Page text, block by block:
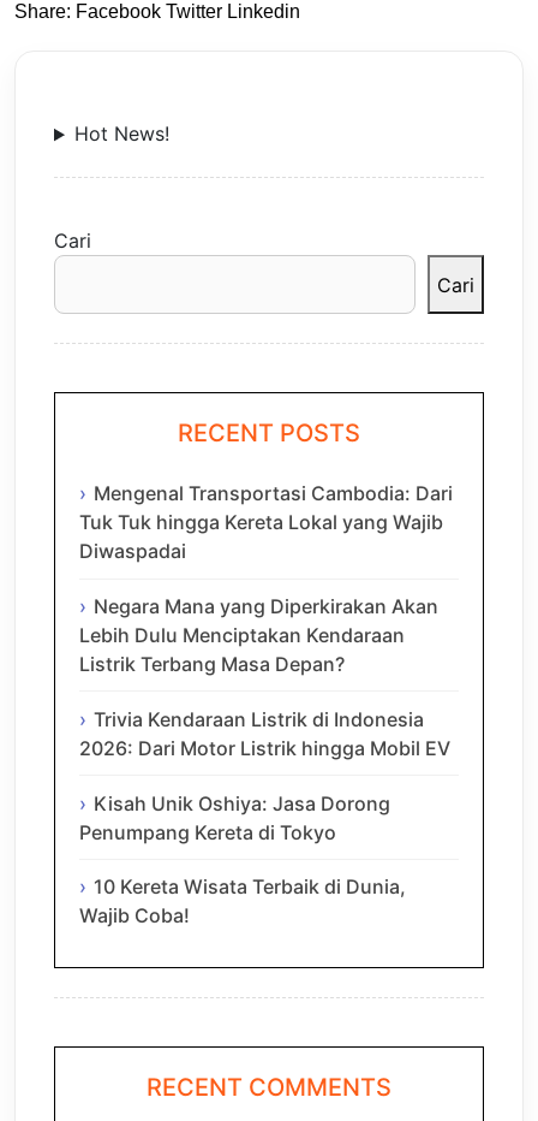
Share: Facebook Twitter Linkedin
Hot News!
Cari
Cari
RECENT POSTS
Mengenal Transportasi Cambodia: Dari
Tuk Tuk hingga Kereta Lokal yang Wajib
Diwaspadai
Negara Mana yang Diperkirakan Akan
Lebih Dulu Menciptakan Kendaraan
Listrik Terbang Masa Depan?
Trivia Kendaraan Listrik di Indonesia
2026: Dari Motor Listrik hingga Mobil EV
Kisah Unik Oshiya: Jasa Dorong
Penumpang Kereta di Tokyo
10 Kereta Wisata Terbaik di Dunia,
Wajib Coba!
RECENT COMMENTS